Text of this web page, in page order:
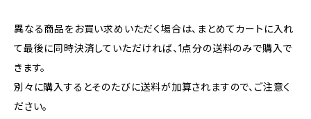
異なる商品をお買い求めいただく場合は、まとめてカートに入れ
て最後に同時決済していただければ、1点分の送料のみで購入で
きます。
別々に購入するとそのたびに送料が加算されますので、ご注意く
ださい。